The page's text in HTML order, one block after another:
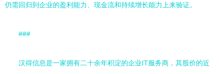
仍需回归到企业的盈利能力、现金流和持续增长能力上来验证。
###
汉得信息是一家拥有二十余年积淀的企业IT服务商，其股价的近